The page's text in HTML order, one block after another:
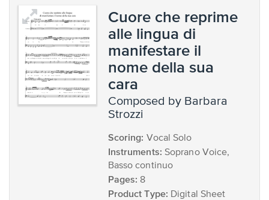
Cuore che reprime
alle lingua di
manifestare il
nome della sua
cara
composed by Barbara
Strozzi
Scoring: Vocal Solo
Instruments: Soprano Voice,
Basso continuo
Pages: 8
Product Type: Digital Sheet